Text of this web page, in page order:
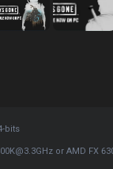
bits
or AMD FX